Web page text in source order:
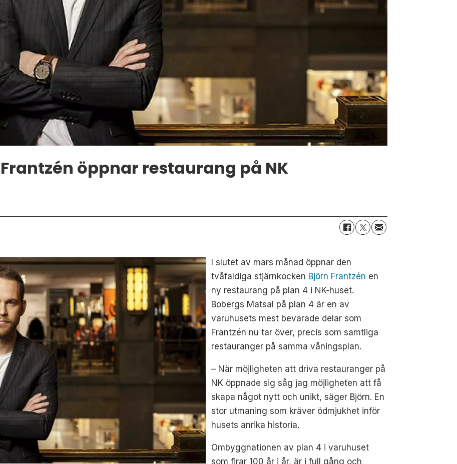
öppnar restaurang på NK
I slutet av mars månad öppnar den
tvåfaldiga stjärnkocken Björn Frantzén en
ny restaurang på plan 4 i NK-huset.
Bobergs Matsal på plan 4 är en av
varuhusets mest bevarade delar som
Frantzén nu tar över, precis som samtliga
restauranger på samma våningsplan.
– När möjligheten att driva restauranger på
NK öppnade sig såg jag möjligheten att få
skapa något nytt och unikt, säger Björn. En
stor utmaning som kräver ödmjukhet inför
husets anrika historia.
Ombyggnationen av plan 4 i varuhuset
som firar 100 år i år, är i full gång och